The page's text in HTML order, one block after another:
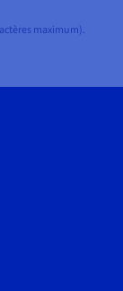
maximum).